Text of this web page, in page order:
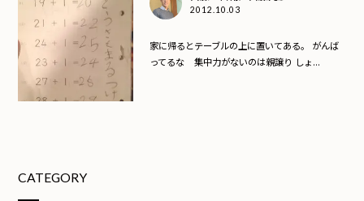
2012.10.03
家に帰るとテーブルの上に置いてある。 がんば
ってるな 集中力がないのは親譲り しょ...
CATEGORY